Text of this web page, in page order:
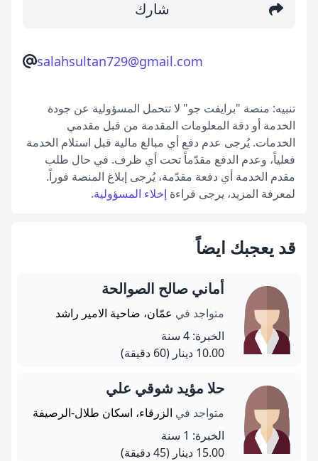
شارك
salahsultan729@gmail.com
تنبيه: منصة "برايفت جو" لا تتحمل المسؤولية عن جودة
الخدمة أو دقة المعلومات المقدمة من قبل مقدمي
الخدمات. يُرجى عدم دفع أي مبالغ مالية قبل استلام الخدمة
فعلياً، وعدم الدفع مقدّماً تحت أي ظرف. في حال طلب
مقدم الخدمة أي دفعة مقدّمة، يُرجى إبلاغ المنصة فوراً.
لمعرفة المزيد، يرجى قراءة إخلاء المسؤولية.
قد يعجبك ايضاً
أماني صالح الصوالحة
متواجد في عمّان، ضاحية الامير راشد
الخبرة: 4 سنة
10.00 دينار
(60 دقيقة)
حلا مؤيد شوقي علي
متواجد في الزرقاء، اسكان طلال-الرصيفة
الخبرة: 1 سنة
15.00 دينار
(45 دقيقة)